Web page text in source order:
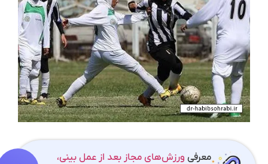
معرفیورزش‌های مجاز بعد از عمل بینی،